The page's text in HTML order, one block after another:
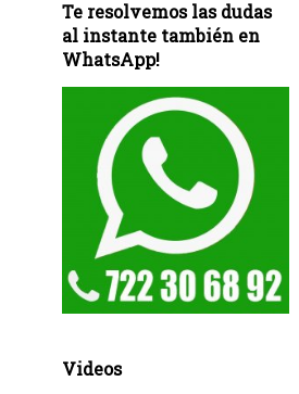
Te resolvemos las dudas
al instante también en
WhatsApp!
Videos